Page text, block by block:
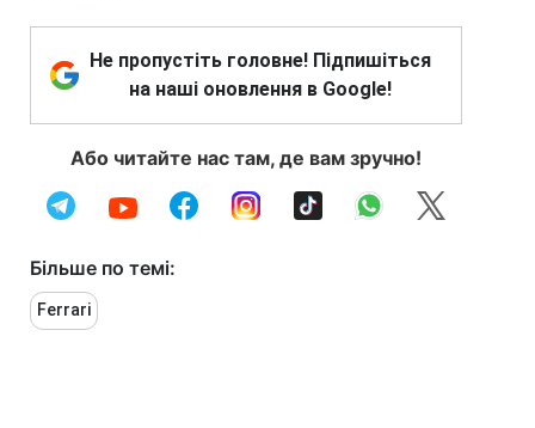
Не пропустіть головне! Підпишіться
на наші оновлення в Google!
Або читайте нас там, де вам зручно!
Більше по темі:
Ferrari